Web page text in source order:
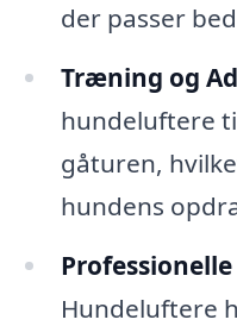
der passer
Træning og
hundeluftere
gåturen,
hundens
Hundeluftere